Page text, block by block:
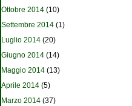
Ottobre 2014 (10)
Settembre 2014 (1)
Luglio 2014 (20)
Giugno 2014 (14)
Maggio 2014 (13)
Aprile 2014 (5)
Marzo 2014 (37)